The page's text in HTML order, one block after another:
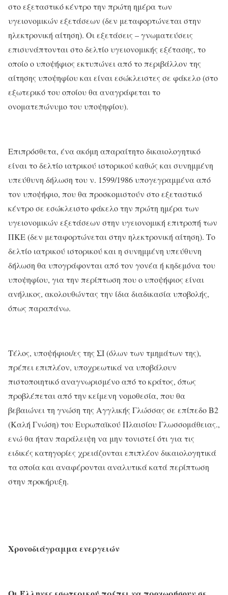
στο εξεταστικό κέντρο την πρώτη ημέρα των
υγειονομικών εξετάσεων (δεν μεταφορτώνεται στην
ηλεκτρονική αίτηση). Οι εξετάσεις – γνωματεύσεις
επισυνάπτονται στο δελτίο υγειονομικής εξέτασης, το
οποίο ο υποψήφιος εκτυπώνει από το περιβάλλον της
αίτησης υποψηφίου και είναι εσώκλειστες σε φάκελο (στο
εξωτερικό του οποίου θα αναγράφεται το
ονοματεπώνυμο του υποψηφίου).
Επιπρόσθετα, ένα ακόμη απαραίτητο δικαιολογητικό
είναι το δελτίο ιατρικού ιστορικού καθώς και συνημμένη
υπεύθυνη δήλωση του ν. 1599/1986 υπογεγραμμένα από
τον υποψήφιο, που θα προσκομιστούν στο εξεταστικό
κέντρο σε εσώκλειστο φάκελο την πρώτη ημέρα των
υγειονομικών εξετάσεων στην υγειονομική επιτροπή των
ΠΚΕ (δεν μεταφορτώνεται στην ηλεκτρονική αίτηση). Το
δελτίο ιατρικού ιστορικού και η συνημμένη υπεύθυνη
δήλωση θα υπογράφονται από τον γονέα ή κηδεμόνα του
υποψηφίου, για την περίπτωση που ο υποψήφιος είναι
ανήλικος, ακολουθώντας την ίδια διαδικασία υποβολής,
όπως παραπάνω.
Τέλος, υποψήφιοι/ες της ΣΙ (όλων των τμημάτων της),
πρέπει επιπλέον, υποχρεωτικά να υποβάλουν
πιστοποιητικό αναγνωρισμένο από το κράτος, όπως
προβλέπεται από την κείμενη νομοθεσία, που θα
βεβαιώνει τη γνώση της Αγγλικής Γλώσσας σε επίπεδο Β2
(Καλή Γνώση) του Ευρωπαϊκού Πλαισίου Γλωσσομάθειας.,
ενώ θα ήταν παράλειψη να μην τονιστεί ότι για τις
ειδικές κατηγορίες χρειάζονται επιπλέον δικαιολογητικά
τα οποία και αναφέρονται αναλυτικά κατά περίπτωση
στην προκήρυξη.
Χρονοδιάγραμμα ενεργειών